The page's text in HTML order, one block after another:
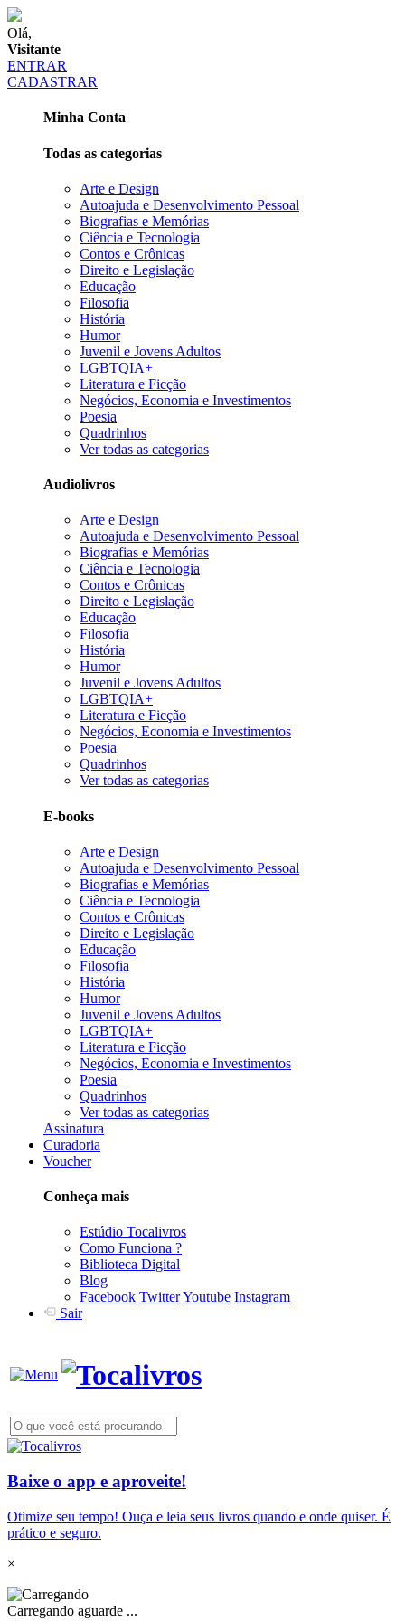
Olá,
Visitante
ENTRAR
CADASTRAR
Minha Conta
Todas as categorias
Arte e Design
Autoajuda e Desenvolvimento Pessoal
Biografias e Memórias
Ciência e Tecnologia
Contos e Crônicas
Direito e Legislação
Educação
Filosofia
História
Humor
Juvenil e Jovens Adultos
LGBTQIA+
Literatura e Ficção
Negócios, Economia e Investimentos
Poesia
Quadrinhos
Ver todas as categorias
Audiolivros
Arte e Design
Autoajuda e Desenvolvimento Pessoal
Biografias e Memórias
Ciência e Tecnologia
Contos e Crônicas
Direito e Legislação
Educação
Filosofia
História
Humor
Juvenil e Jovens Adultos
LGBTQIA+
Literatura e Ficção
Negócios, Economia e Investimentos
Poesia
Quadrinhos
Ver todas as categorias
E-books
Arte e Design
Autoajuda e Desenvolvimento Pessoal
Biografias e Memórias
Ciência e Tecnologia
Contos e Crônicas
Direito e Legislação
Educação
Filosofia
História
Humor
Juvenil e Jovens Adultos
LGBTQIA+
Literatura e Ficção
Negócios, Economia e Investimentos
Poesia
Quadrinhos
Ver todas as categorias
Assinatura
Curadoria
Voucher
Conheça mais
Estúdio Tocalivros
Como Funciona ?
Biblioteca Digital
Blog
Facebook TwitterYoutube Instagram
Sair
Baixe o app e aproveite!
Otimize seu tempo! Ouça e leia seus livros quando e onde quiser. É
prático e seguro.
×
Carregando aguarde ...